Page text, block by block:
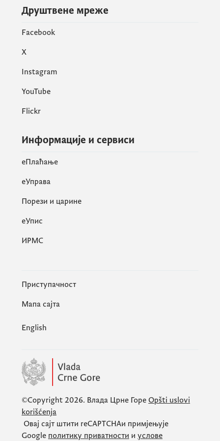
Друштвене мреже
Facebook
X
Instagram
YouTube
Flickr
Информације и сервиси
eПлаћање
еУправа
Порези и царине
eУпис
ИРМС
Приступачност
Мапа сајта
English
©Copyright 2026. Влада Црне Горе Opšti uslovi
korišćenja
Овај сајт штити reCAPTCHAи примјењује
Google политику приватности и услове